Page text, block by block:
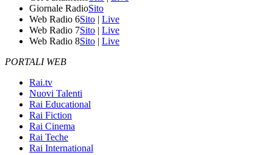
Giornale RadioSito
Web Radio 6Sito | Live
Web Radio 7Sito | Live
Web Radio 8Sito | Live
PORTALI WEB
Rai.tv
Nuovi Talenti
Rai Educational
Rai Fiction
Rai Cinema
Rai Teche
Rai International